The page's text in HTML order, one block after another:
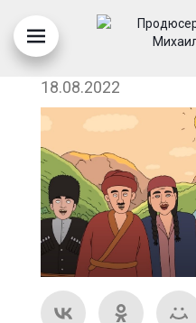
ЦА ФА АП
18.08.2022